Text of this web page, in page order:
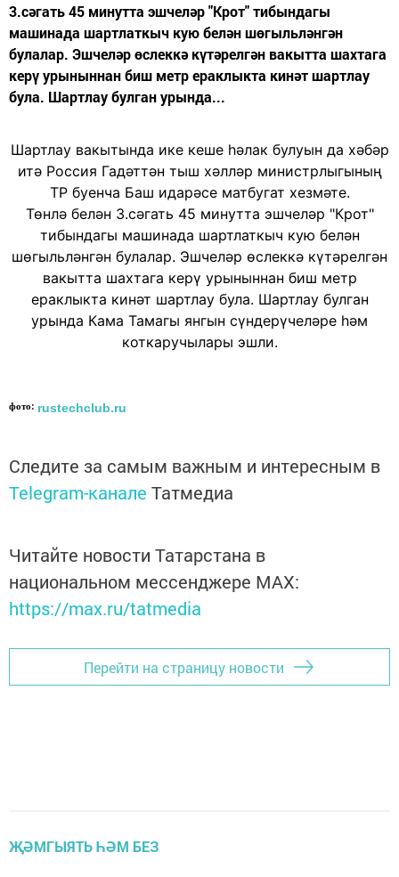
3.сәгать 45 минутта эшчеләр "Крот" тибындагы
машинада шартлаткыч кую белән шөгыльләнгән
булалар. Эшчеләр өслеккә күтәрелгән вакытта шахтага
керү урыныннан биш метр ераклыкта кинәт шартлау
була. Шартлау булган урында...
Шартлау вакытында ике кеше һәлак булуын да хәбәр
итә Россия Гадәттән тыш хәлләр министрлыгының
ТР буенча Баш идарәсе матбугат хезмәте.
Төнлә белән 3.сәгать 45 минутта эшчеләр "Крот"
тибындагы машинада шартлаткыч кую белән
шөгыльләнгән булалар. Эшчеләр өслеккә күтәрелгән
вакытта шахтага керү урыныннан биш метр
ераклыкта кинәт шартлау була. Шартлау булган
урында Кама Тамагы янгын сүндерүчеләре һәм
коткаручылары эшли.
фото: rustechclub.ru
Следите за самым важным и интересным в
Telegram-канале Татмедиа
Читайте новости Татарстана в
национальном мессенджере MАХ:
https://max.ru/tatmedia
Перейти на страницу новости
ҖӘМГЫЯТЬ ҺӘМ БЕЗ